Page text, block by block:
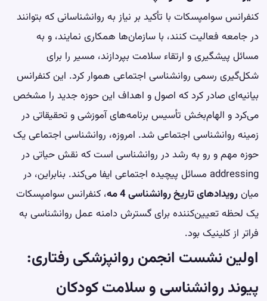
کنفرانس سوامپسکات با تأکید بر نیاز به روانشناسانی که بتوانند
در جامعه فعالیت کنند، با سازمان‌ها همکاری نمایند، و به
مسائل پیشگیری و ارتقاء سلامت بپردازند، مسیر را برای
شکل‌گیری رسمی روانشناسی اجتماعی هموار کرد. این کنفرانس
بیانیه‌ای صادر کرد که اصول و اهداف این حوزه جدید را مشخص
می‌کرد و الهام‌بخش تأسیس برنامه‌های آموزشی و تحقیقاتی در
زمینه روانشناسی اجتماعی شد. امروزه، روانشناسی اجتماعی یک
حوزه مهم و رو به رشد در روانشناسی است که نقش حیاتی در
addressing مسائل پیچیده اجتماعی ایفا می‌کند. بنابراین، در
میانرویدادهای تاریخ روانشناسی 4 مه
، کنفرانس سوامپسکات
یک لحظه تعیین‌کننده برای گسترش دامنه عمل روانشناسی به
فراتر از کلینیک بود.
اولین نشست انجمن روانپزشکی رفتاری:
پیوند روانشناسی و سلامت کودکان